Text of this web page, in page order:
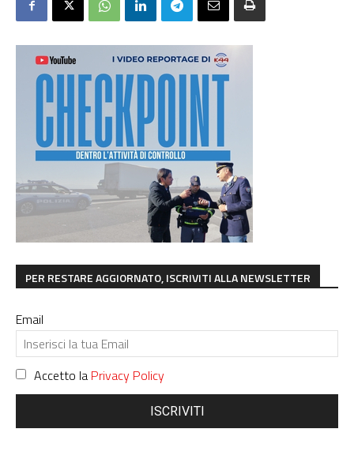
PER RESTARE AGGIORNATO, ISCRIVITI ALLA NEWSLETTER
Email
Accetto la Privacy Policy
ISCRIVITI